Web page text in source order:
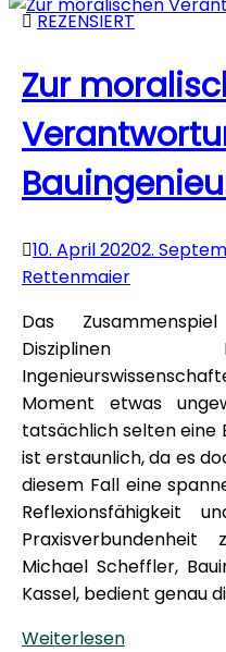
REZENSIERT
Zur
10. April 20202.
Rettenmaier
Das
Disziplinen
Moment etwas
tatsächlich selten eine
ist erstaunlich, da es
diesem Fall eine
Reflexionsfähigkeit
Michael Scheffler,
Kassel, bedient genau
Weiterlesen